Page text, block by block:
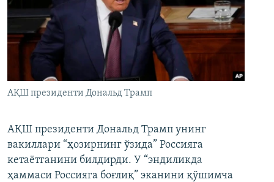
АҚШ президенти Дональд Трамп
АҚШ президенти Дональд Трамп унинг
вакиллари “ҳозирнинг ўзида” Россияга
кетаётганини билдирди. У “эндиликда
ҳаммаси Россияга боғлиқ” эканини қўшимча